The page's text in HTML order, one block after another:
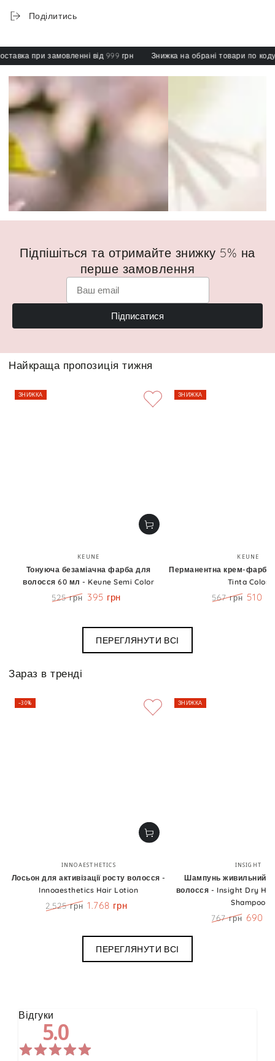
Поділитись
при замовленні від 999 грн Знижка на обрані товари по коду:
Підпішіться та отримайте знижку 5% на
перше замовлення
Підписатися
Найкраща пропозиція тижня
Бренд:
KEUNE
Тонуюча безаміачна фарба для
волосся 60 мл - Keune Semi Color
525 грн 395 грн
ЗНИЖКА
KEUNE
Перманентна крем-фарба
Tinta Color
567 грн 510
ЗНИЖКА
ПЕРЕГЛЯНУТИ ВСІ
Зараз в тренді
Бренд:
INNOAESTHETICS
Лосьон для активізації росту волосся -
Innoaesthetics Hair Lotion
2.525 грн 1.768 грн
–30%
INSIGHT
Шампунь живильний
волосся - Insight Dry
Shampoo
767 грн 690
ЗНИЖКА
ПЕРЕГЛЯНУТИ ВСІ
Відгуки
5.0